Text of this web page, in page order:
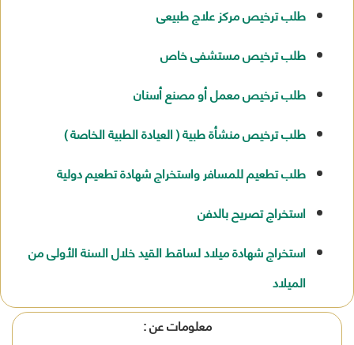
طلب ترخيص مركز علاج طبيعى
طلب ترخيص مستشفى خاص
طلب ترخيص معمل أو مصنع أسنان
طلب ترخيص منشأة طبية ( العيادة الطبية الخاصة )
طلب تطعيم للمسافر واستخراج شهادة تطعيم دولية
استخراج تصريح بالدفن
استخراج شهادة ميلاد لساقط القيد خلال السنة الأولى من
الميلاد
معلومات عن :